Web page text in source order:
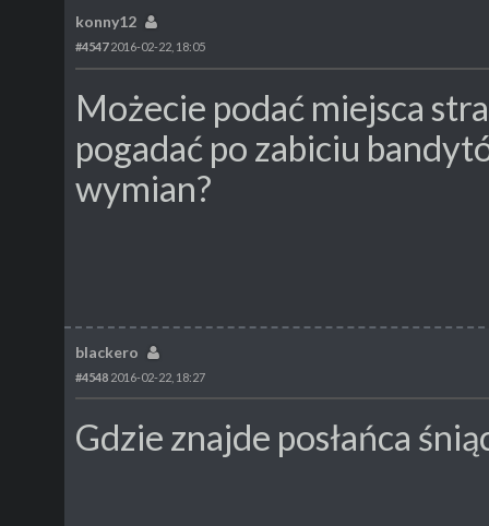
konny12
#45472016-02-22, 18:05
Możecie podać miejsca
pogadać po zabiciu
wymian?
blackero
#4548 2016-02-22, 18:27
Gdzie znajde posłańca